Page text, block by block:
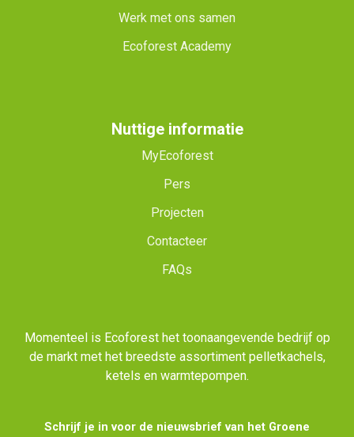
Werk met ons samen
Ecoforest Academy
Nuttige informatie
MyEcoforest
Pers
Projecten
Contacteer
FAQs
Momenteel is Ecoforest het toonaangevende bedrijf op
de markt met het breedste assortiment pelletkachels,
ketels en warmtepompen.
Schrijf je in voor de nieuwsbrief van het Groene